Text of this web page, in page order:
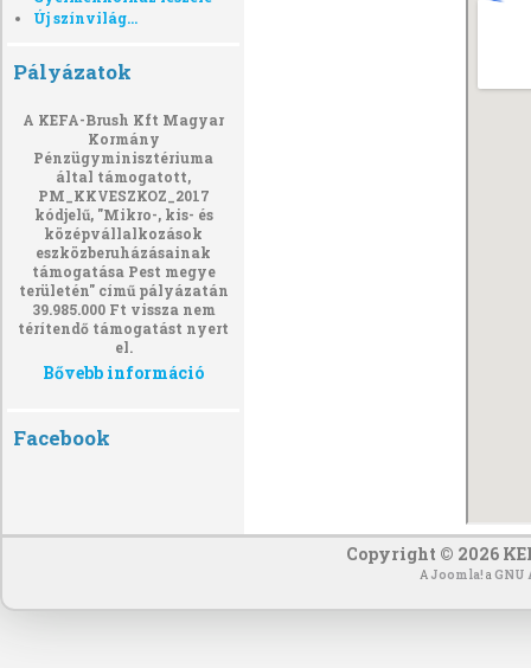
Új színvilág...
Pályázatok
A KEFA-Brush Kft Magyar
Kormány
Pénzügyminisztériuma
által támogatott,
PM_KKVESZKOZ_2017
kódjelű, "Mikro-, kis- és
középvállalkozások
eszközberuházásainak
támogatása Pest megye
területén" című pályázatán
39.985.000 Ft vissza nem
térítendő támogatást nyert
el.
Bővebb információ
Facebook
Copyright © 2026
A Joomla! aGNU